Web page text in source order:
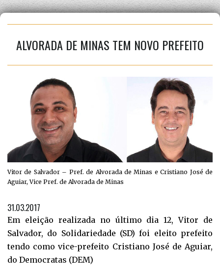
ALVORADA DE MINAS TEM NOVO PREFEITO
Vitor de Salvador – Pref. de Alvorada de Minas e Cristiano José de
Aguiar, Vice Pref. de Alvorada de Minas
31.03.2017
Em eleição realizada no último dia 12, Vitor de
Salvador, do Solidariedade (SD) foi eleito prefeito
tendo como vice-prefeito Cristiano José de Aguiar,
do Democratas (DEM)